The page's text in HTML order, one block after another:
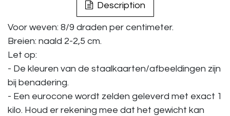
Description
Voor weven: 8/9 draden per centimeter.
Breien: naald 2-2,5 cm.
Let op:
- De kleuren van de staalkaarten/afbeeldingen zijn
bij benadering.
- Een eurocone wordt zelden geleverd met exact 1
kilo. Houd er rekening mee dat het gewicht kan